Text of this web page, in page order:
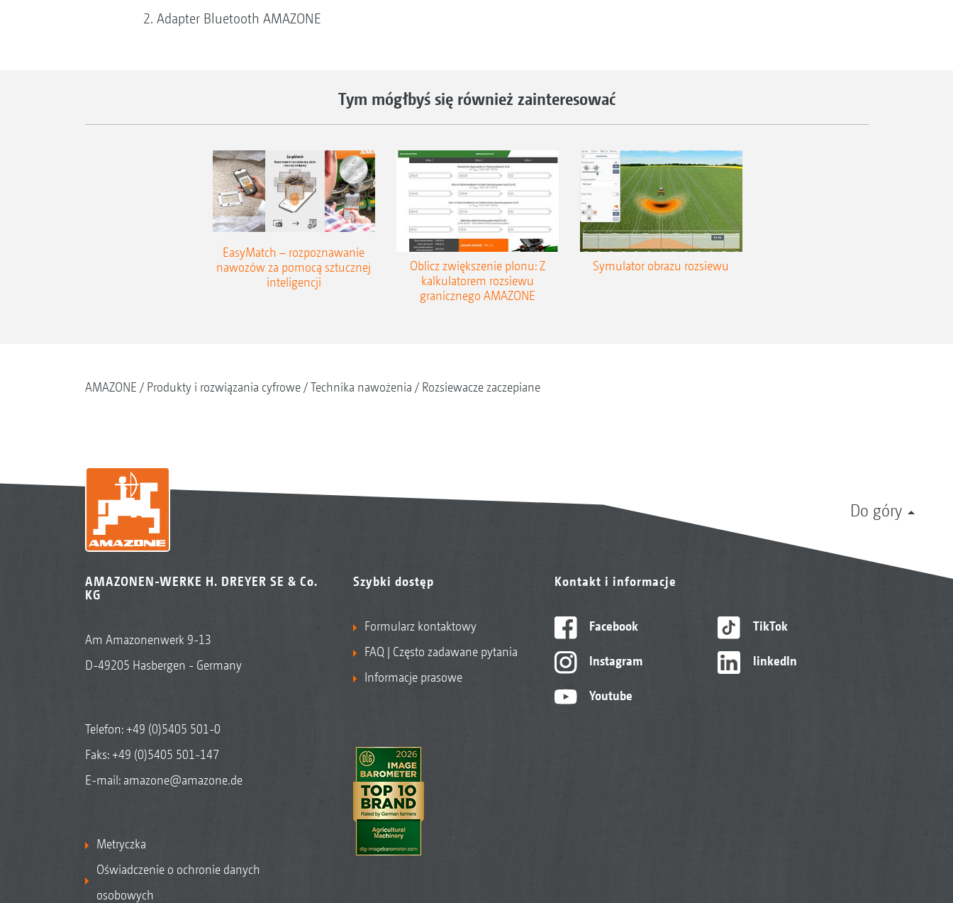
2. Adapter Bluetooth AMAZONE
Tym mógłbyś się również zainteresować
EasyMatch – rozpoznawanie
nawozów za pomocą sztucznej
inteligencji
Oblicz zwiększenie plonu: Z
kalkulatorem rozsiewu
granicznego AMAZONE
Symulator obrazu rozsiewu
AMAZONE Produkty i rozwiązania cyfrowe Technika nawożenia Rozsiewacze zaczepiane
Do góry
AMAZONEN-WERKE H. DREYER SE & Co.
KG
Am Amazonenwerk 9-13
D-49205 Hasbergen - Germany
Telefon:+49 (0)5405 501-0
Faks: +49 (0)5405 501-147
E-mail: amazone@amazone.de
Metryczka
Oświadczenie o ochronie danych
osobowych
Szybki dostęp
Formularz kontaktowy
FAQ | Często zadawane pytania
Informacje prasowe
Kontakt i informacje
Facebook
Instagram
Youtube
TikTok
linkedIn